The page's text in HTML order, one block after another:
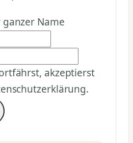
Name
akzeptierst